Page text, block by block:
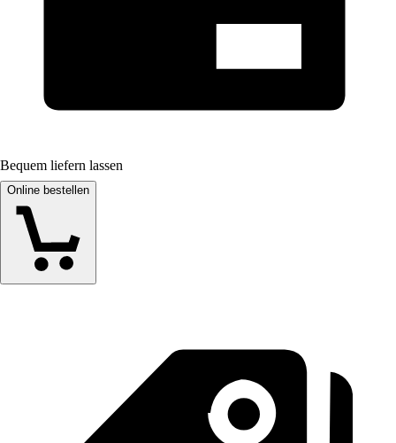
Bequem liefern lassen
Online bestellen